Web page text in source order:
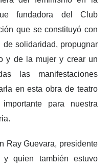
fundadora del Club
que se constituyó con
solidaridad, propugnar
y de la mujer y crear un
las manifestaciones
en esta obra de teatro
para nuestra
Ray Guevara, presidente
y quien también estuvo